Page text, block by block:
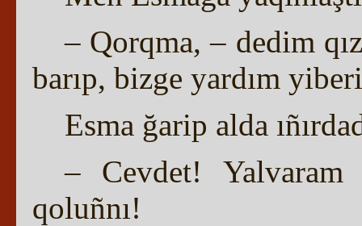
– Qorqma, – dedim
barıp, bizge yardım
Esma ğarip alda
– Cevdet! Yalvaram
qoluñnı!